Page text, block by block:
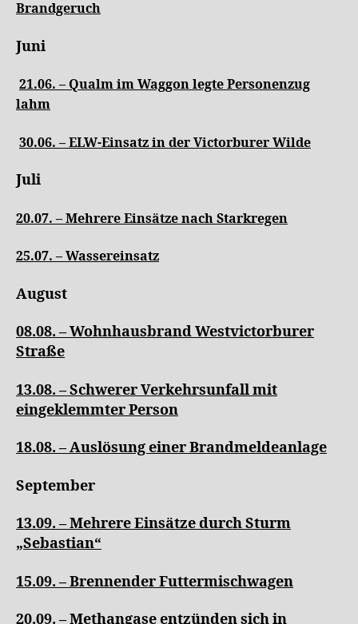
Brandgeruch
Juni
21.06. – Qualm im Waggon legte Personenzug
lahm
30.06. – ELW-Einsatz in der Victorburer Wilde
Juli
20.07. – Mehrere Einsätze nach Starkregen
25.07. – Wassereinsatz
August
08.08. – Wohnhausbrand Westvictorburer
Straße
13.08. – Schwerer Verkehrsunfall mit
eingeklemmter Person
18.08. – Auslösung einer Brandmeldeanlage
September
13.09. – Mehrere Einsätze durch Sturm
„Sebastian“
15.09. – Brennender Futtermischwagen
20.09. – Methangase entzünden sich in